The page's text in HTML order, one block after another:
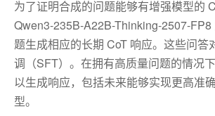
为了证明合成的问题能够有增强模型的
Qwen3-235B-A22B-Thinking-2507-FP8
题生成相应的长期 CoT 响应。这些问答
调（SFT）。在拥有高质量问题的情况
以生成响应，包括未来能够实现更高准
型。